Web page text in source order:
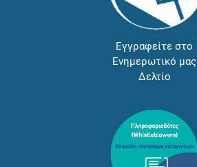
Εγγραφείτε στο
Ενημερωτικό μας
Δελτίο